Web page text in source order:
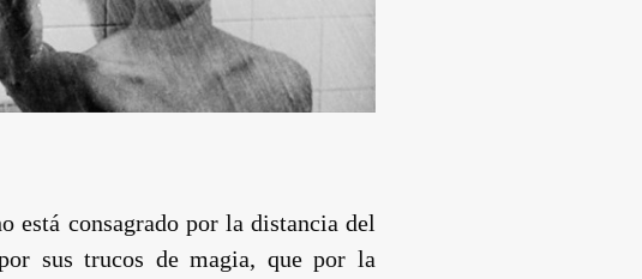
está consagrado por la distancia del
sus trucos de magia, que por la